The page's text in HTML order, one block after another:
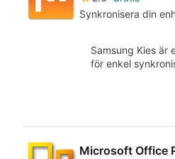
Synkronisera din
Samsung Kies
för enkel
Microsoft Office